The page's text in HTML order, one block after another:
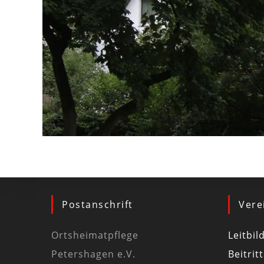
Postanschrift
Ortsheimatpflege
Petershagen e.V.